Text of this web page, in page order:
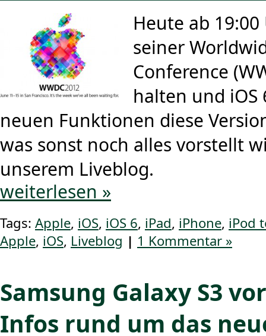
Heute ab
seiner
Conference
halten und iOS
neuen Funktionen diese
was sonst noch alles vorstellt
unserem Liveblog.
weiterlesen »
Tags: Apple, iOS, iOS 6, iPad, iPhone, iPod
Apple, iOS, Liveblog | 1 Kommentar »
Samsung Galaxy S3
Infos rund um das